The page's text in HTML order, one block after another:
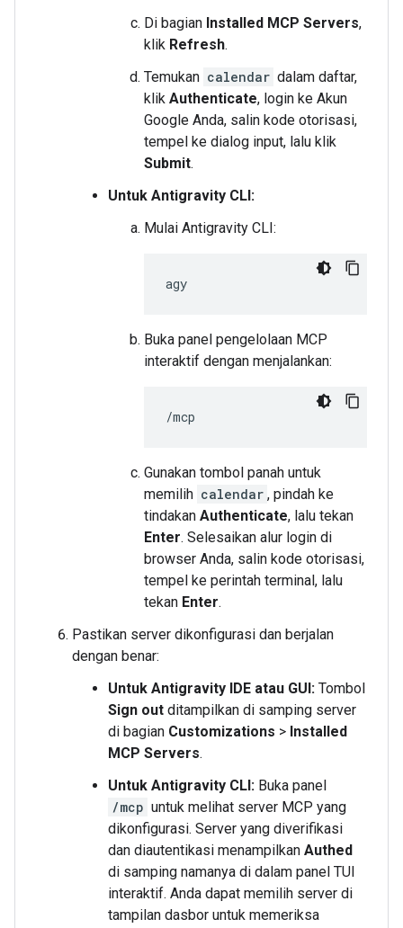
Di bagian Installed MCP Servers,
klik Refresh.
Temukan calendar dalam daftar,
klik Authenticate, login ke Akun
Google Anda, salin kode otorisasi,
tempel ke dialog input, lalu klik
Submit.
Untuk Antigravity CLI:
Mulai Antigravity CLI:
Buka panel pengelolaan MCP
interaktif dengan menjalankan:
Gunakan tombol panah untuk
memilih calendar , pindah ke
tindakan Authenticate, lalu tekan
Enter. Selesaikan alur login di
browser Anda, salin kode otorisasi,
tempel ke perintah terminal, lalu
tekan Enter.
Pastikan server dikonfigurasi dan berjalan
dengan benar:
Untuk Antigravity IDE atau GUI: Tombol
Sign out ditampilkan di samping server
di bagian Customizations > Installed
MCP Servers.
Untuk Antigravity CLI: Buka panel
/mcp untuk melihat server MCP yang
dikonfigurasi. Server yang diverifikasi
dan diautentikasi menampilkan Authed
di samping namanya di dalam panel TUI
interaktif. Anda dapat memilih server di
tampilan dasbor untuk memeriksa